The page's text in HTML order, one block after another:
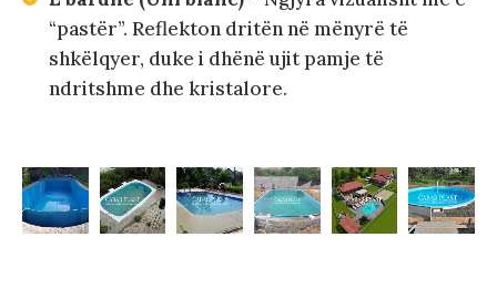
“pastër”. Reflekton dritën në mënyrë të
shkëlqyer, duke i dhënë ujit pamje të
ndritshme dhe kristalore.